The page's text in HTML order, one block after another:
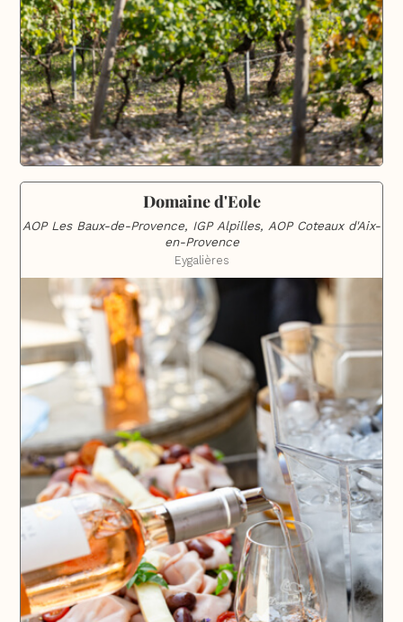
Domaine d'Eole
AOP Les Baux-de-Provence, IGP Alpilles, AOP Coteaux d'Aix-
en-Provence
Eygalières